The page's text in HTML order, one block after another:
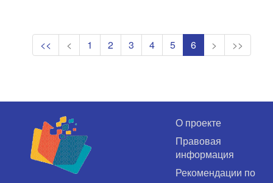
<< < 1 2 3 4 5 6 > >>
О проекте
Правовая
информация
Рекомендации по